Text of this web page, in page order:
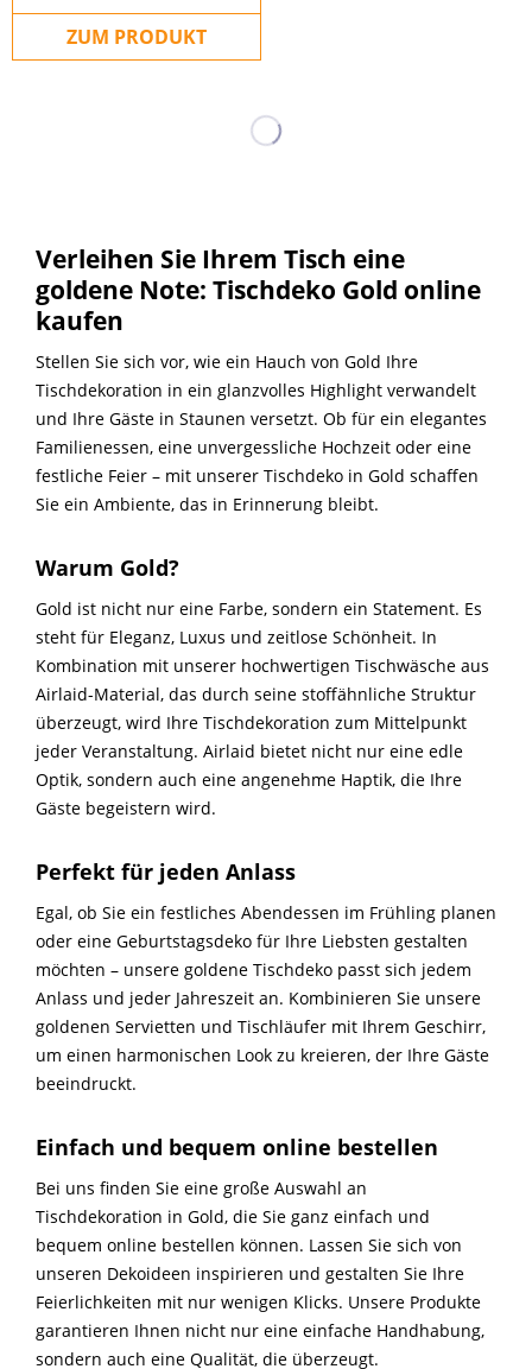
ZUM PRODUKT
Verleihen Sie Ihrem Tisch eine
goldene Note: Tischdeko Gold online
kaufen
Stellen Sie sich vor, wie ein Hauch von Gold Ihre
Tischdekoration in ein glanzvolles Highlight verwandelt
und Ihre Gäste in Staunen versetzt. Ob für ein elegantes
Familienessen, eine unvergessliche Hochzeit oder eine
festliche Feier – mit unserer Tischdeko in Gold schaffen
Sie ein Ambiente, das in Erinnerung bleibt.
Warum Gold?
Gold ist nicht nur eine Farbe, sondern ein Statement. Es
steht für Eleganz, Luxus und zeitlose Schönheit. In
Kombination mit unserer hochwertigen Tischwäsche aus
Airlaid-Material, das durch seine stoffähnliche Struktur
überzeugt, wird Ihre Tischdekoration zum Mittelpunkt
jeder Veranstaltung. Airlaid bietet nicht nur eine edle
Optik, sondern auch eine angenehme Haptik, die Ihre
Gäste begeistern wird.
Perfekt für jeden Anlass
Egal, ob Sie ein festliches Abendessen im Frühling planen
oder eine Geburtstagsdeko für Ihre Liebsten gestalten
möchten – unsere goldene Tischdeko passt sich jedem
Anlass und jeder Jahreszeit an. Kombinieren Sie unsere
goldenen Servietten und Tischläufer mit Ihrem Geschirr,
um einen harmonischen Look zu kreieren, der Ihre Gäste
beeindruckt.
Einfach und bequem online bestellen
Bei uns finden Sie eine große Auswahl an
Tischdekoration in Gold, die Sie ganz einfach und
bequem online bestellen können. Lassen Sie sich von
unseren Dekoideen inspirieren und gestalten Sie Ihre
Feierlichkeiten mit nur wenigen Klicks. Unsere Produkte
garantieren Ihnen nicht nur eine einfache Handhabung,
sondern auch eine Qualität, die überzeugt.